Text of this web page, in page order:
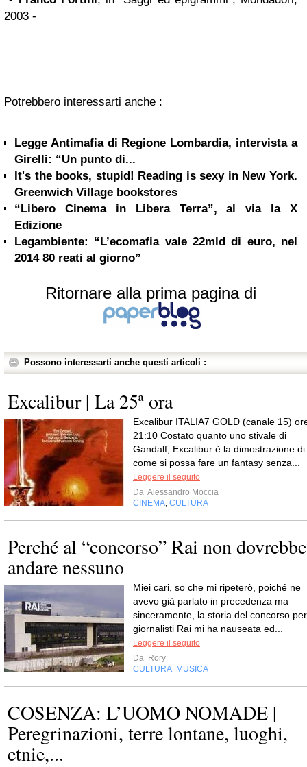
2003 -
Potrebbero interessarti anche :
Legge Antimafia di Regione Lombardia, intervista a
Girelli: “Un punto di...
It's the books, stupid! Reading is sexy in New York.
Greenwich Village bookstores
“Libero Cinema in Libera Terra”, al via la X
Edizione
Legambiente: “L’ecomafia vale 22mld di euro, nel
2014 80 reati al giorno”
Ritornare alla prima pagina di
Possono interessarti anche questi articoli :
Excalibur | La 25ª ora
Excalibur ITALIA7 GOLD (canale 15)
21:10 Costato quanto uno stivale di
Gandalf, Excalibur è la dimostrazione di
come si possa fare un fantasy senza...
Leggere il seguito
Da Alessandro Moccia
CINEMA CULTURA
Perché al “concorso” Rai non dovrebbe
andare nessuno
Miei cari, so che mi ripeterò, poiché ne
avevo già parlato in precedenza ma
sinceramente, la storia del concorso per
giornalisti Rai mi ha nauseata ed...
Leggere il seguito
Da Rory
CULTURA MUSICA
COSENZA: L’UOMO NOMADE |
Peregrinazioni, terre lontane, luoghi,
etnie,...